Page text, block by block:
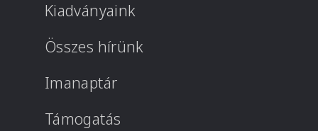
Kiadványaink
Összes hírünk
Imanaptár
Támogatás